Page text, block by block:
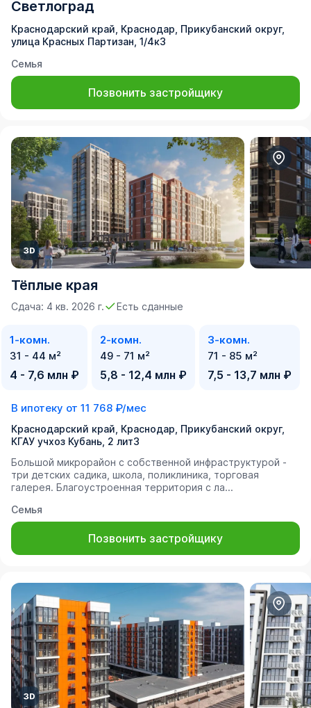
Светлоград
Краснодарский край, Краснодар, Прикубанский округ,
улица Красных Партизан, 1/4к3
Семья
Позвонить застройщику
Тёплые края
Сдача: 4 кв. 2026 г. Есть сданные
1-комн.
31 - 44 м²
4 - 7,6 млн ₽
2-комн.
49 - 71 м²
5,8 - 12,4 млн ₽
3-комн.
71 - 85 м²
7,5 - 13,7 млн ₽
В ипотеку от 11 768 ₽/мес
Краснодарский край, Краснодар, Прикубанский округ, ​
КГАУ учхоз Кубань, 2 лит3
Большой микрорайон с собственной инфраструктурой -
три детских садика, школа, поликлиника, торговая
галерея. Благоустроенная территория с ла...
Семья
Позвонить застройщику